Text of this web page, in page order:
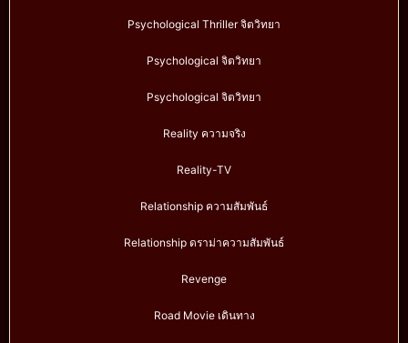
Psychological Thriller จิตวิทยา
Psychological จิตวิทยา
Psychological จิตวิทยา
Reality ความจริง
Reality-TV
Relationship ความสัมพันธ์
Relationship ดราม่าความสัมพันธ์
Revenge
Road Movie เดินทาง